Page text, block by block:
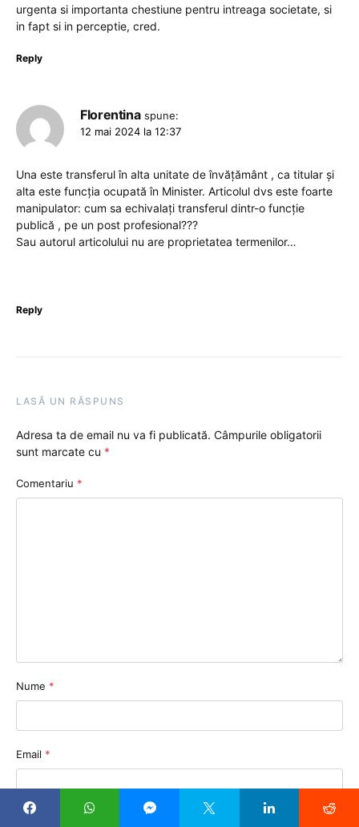
urgenta si importanta chestiune pentru intreaga societate, si
in fapt si in perceptie, cred.
Reply
Florentina spune:
12 mai 2024 la 12:37
Una este transferul în alta unitate de învățământ , ca titular și
alta este funcția ocupată în Minister. Articolul dvs este foarte
manipulator: cum sa echivalați transferul dintr-o funcție
publică , pe un post profesional???
Sau autorul articolului nu are proprietatea termenilor…
Reply
LASĂ UN RĂSPUNS
Adresa ta de email nu va fi publicată. Câmpurile obligatorii
sunt marcate cu *
Comentariu *
Nume *
Email *